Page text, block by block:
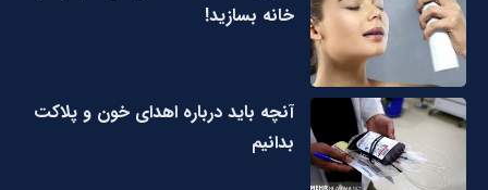
خانه بسازید!
آنچه باید درباره اهدای خون و پلاکت
بدانیم